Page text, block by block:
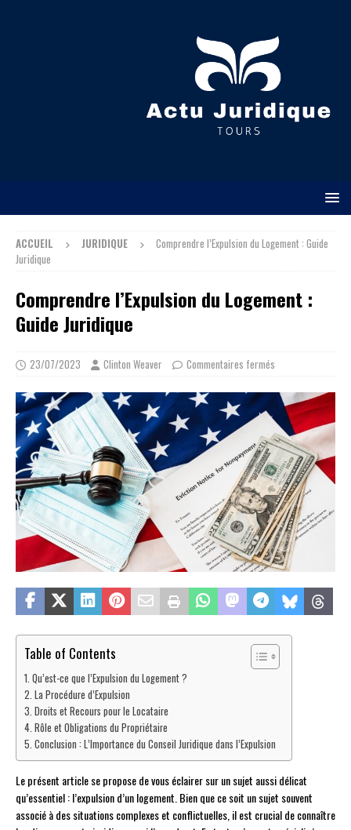
ACCUEIL JURIDIQUE
Comprendre l’Expulsion du Logement : Guide
Juridique
Comprendre l’Expulsion du Logement :
Guide Juridique
23/07/2023 Clinton Weaver Commentaires fermés
Table of Contents
Qu’est-ce que l’Expulsion du Logement ?
La Procédure d’Expulsion
Droits et Recours pour le Locataire
Rôle et Obligations du Propriétaire
Conclusion : L’Importance du Conseil Juridique dans l’Expulsion
Le présent article se propose de vous éclairer sur un sujet aussi délicat
qu’essentiel : l’expulsion d’un logement. Bien que ce soit un sujet souvent
associé à des situations complexes et conflictuelles, il est crucial de connaître